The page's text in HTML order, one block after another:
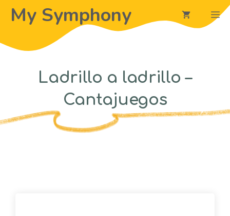
SaltarMy Symphony
Ladrillo a ladrillo –
Cantajuegos